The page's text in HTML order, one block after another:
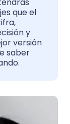
que el
y
versión
saber